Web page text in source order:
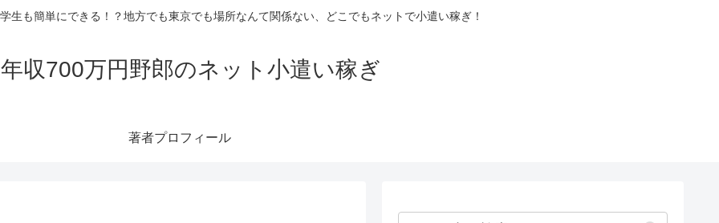
生も簡単にできる！？地方でも東京でも場所なんて関係ない、どこでもネットで小遣い稼ぎ！
収700万円野郎のネット小遣い稼ぎ
著者プロフィール